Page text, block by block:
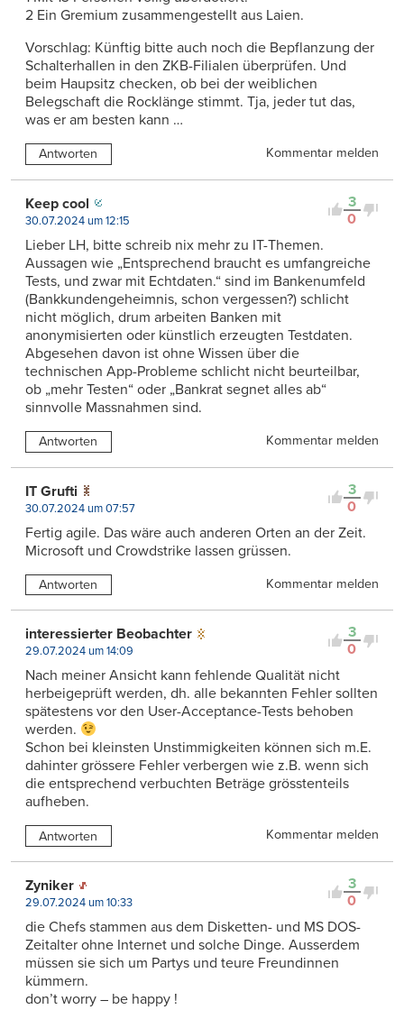
2 Ein Gremium zusammengestellt aus Laien.
Vorschlag: Künftig bitte auch noch die Bepflanzung der
Schalterhallen in den ZKB-Filialen überprüfen. Und
beim Haupsitz checken, ob bei der weiblichen
Belegschaft die Rocklänge stimmt. Tja, jeder tut das,
was er am besten kann …
Antworten Kommentar melden
3
0
Keep cool
30.07.2024 um 12:15
Lieber LH, bitte schreib nix mehr zu IT-Themen.
Aussagen wie „Entsprechend braucht es umfangreiche
Tests, und zwar mit Echtdaten.“ sind im Bankenumfeld
(Bankkundengeheimnis, schon vergessen?) schlicht
nicht möglich, drum arbeiten Banken mit
anonymisierten oder künstlich erzeugten Testdaten.
Abgesehen davon ist ohne Wissen über die
technischen App-Probleme schlicht nicht beurteilbar,
ob „mehr Testen“ oder „Bankrat segnet alles ab“
sinnvolle Massnahmen sind.
Antworten Kommentar melden
3
0
IT Grufti
30.07.2024 um 07:57
Fertig agile. Das wäre auch anderen Orten an der Zeit.
Microsoft und Crowdstrike lassen grüssen.
Antworten Kommentar melden
3
0
interessierter Beobachter
29.07.2024 um 14:09
Nach meiner Ansicht kann fehlende Qualität nicht
herbeigeprüft werden, dh. alle bekannten Fehler sollten
spätestens vor den User-Acceptance-Tests behoben
werden.
Schon bei kleinsten Unstimmigkeiten können sich m.E.
dahinter grössere Fehler verbergen wie z.B. wenn sich
die entsprechend verbuchten Beträge grösstenteils
aufheben.
Antworten Kommentar melden
3
0
Zyniker
29.07.2024 um 10:33
die Chefs stammen aus dem Disketten- und MS DOS-
Zeitalter ohne Internet und solche Dinge. Ausserdem
müssen sie sich um Partys und teure Freundinnen
kümmern.
don’t worry – be happy !